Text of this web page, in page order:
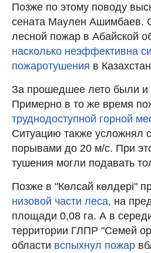
Позже по этому поводу
сената Маулен Ашимбаев.
лесной пожар в Абайской
насколько неэффективна
пожаротушения в
За прошедшее лето были и
Примерно в то же время
труднодоступной горной
Ситуацию также усложнял
порывами до 20 м/с. При
тушения могли подавать
Позже в "Көлсай көлдері"
низовой части леса, на
площади 0,08 га. А в
территории ГЛПР "Семей
области вспыхнул пожар